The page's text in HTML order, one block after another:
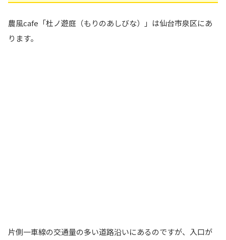
農風cafe「杜ノ遊庭（もりのあしびな）」は仙台市泉区にあ
ります。
片側一車線の交通量の多い道路沿いにあるのですが、入口が